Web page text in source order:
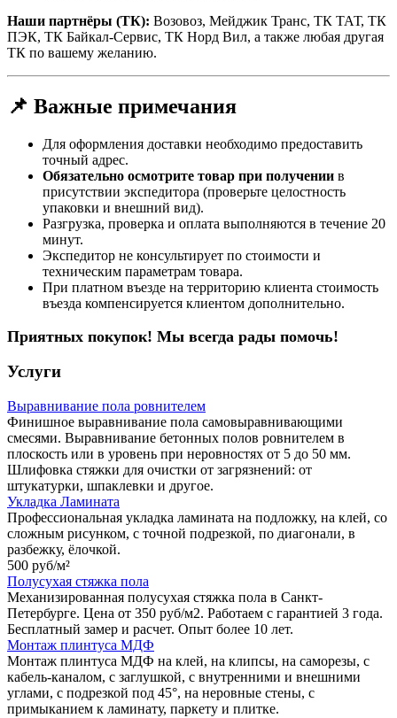
Наши партнёры (ТК): Возовоз, Мейджик Транс, ТК ТАТ, ТК
ПЭК, ТК Байкал-Сервис, ТК Норд Вил, а также любая другая
ТК по вашему желанию.
📌 Важные примечания
Для оформления доставки необходимо предоставить
точный адрес.
Обязательно осмотрите товар при получении в
присутствии экспедитора (проверьте целостность
упаковки и внешний вид).
Разгрузка, проверка и оплата выполняются в течение 20
минут.
Экспедитор не консультирует по стоимости и
техническим параметрам товара.
При платном въезде на территорию клиента стоимость
въезда компенсируется клиентом дополнительно.
Приятных покупок! Мы всегда рады помочь!
Услуги
Выравнивание пола ровнителем
Финишное выравнивание пола самовыравнивающими
смесями. Выравнивание бетонных полов ровнителем в
плоскость или в уровень при неровностях от 5 до 50 мм.
Шлифовка стяжки для очистки от загрязнений: от
штукатурки, шпаклевки и другое.
Укладка Ламината
Профессиональная укладка ламината на подложку, на клей, со
сложным рисунком, с точной подрезкой, по диагонали, в
разбежку, ёлочкой.
500 руб/м²
Полусухая стяжка пола
Механизированная полусухая стяжка пола в Санкт-
Петербурге. Цена от 350 руб/м2. Работаем с гарантией 3 года.
Бесплатный замер и расчет. Опыт более 10 лет.
Монтаж плинтуса МДФ
Монтаж плинтуса МДФ на клей, на клипсы, на саморезы, с
кабель-каналом, с заглушкой, с внутренними и внешними
углами, с подрезкой под 45°, на неровные стены, с
примыканием к ламинату, паркету и плитке.